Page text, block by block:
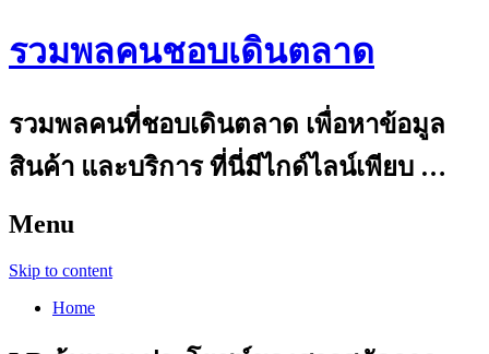
รวมพลคนชอบเดินตลาด
รวมพลคนที่ชอบเดินตลาด เพื่อหาข้อมูล
สินค้า และบริการ ที่นี่มีไกด์ไลน์เพียบ …
Menu
Skip to content
Home